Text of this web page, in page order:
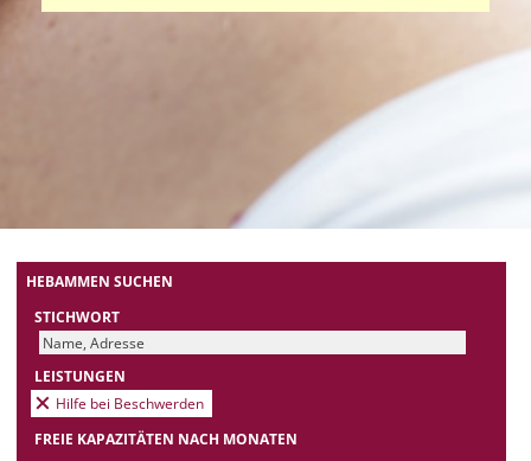
HEBAMMEN SUCHEN
STICHWORT
LEISTUNGEN
Hilfe bei Beschwerden
FREIE KAPAZITÄTEN NACH MONATEN